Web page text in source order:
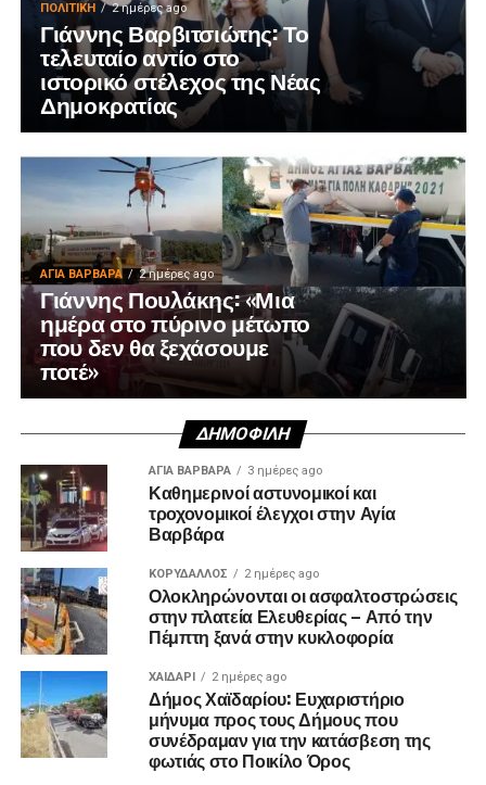
ΠΟΛΙΤΙΚΉ 2 ημέρες ago
Γιάννης Βαρβιτσιώτης: Το
τελευταίο αντίο στο
ιστορικό στέλεχος της Νέας
Δημοκρατίας
ΑΓΙΑ ΒΑΡΒΑΡΑ 2 ημέρες ago
Γιάννης Πουλάκης: «Μια
ημέρα στο πύρινο μέτωπο
που δεν θα ξεχάσουμε
ποτέ»
ΔΗΜΟΦΙΛΉ
ΑΓΙΑ ΒΑΡΒΑΡΑ 3 ημέρες ago
Καθημερινοί αστυνομικοί και
τροχονομικοί έλεγχοι στην Αγία
Βαρβάρα
ΚΟΡΥΔΑΛΛΟΣ 2 ημέρες ago
Ολοκληρώνονται οι ασφαλτοστρώσεις
στην πλατεία Ελευθερίας – Από την
Πέμπτη ξανά στην κυκλοφορία
ΧΑΪΔΑΡΙ 2 ημέρες ago
Δήμος Χαϊδαρίου: Ευχαριστήριο
μήνυμα προς τους Δήμους που
συνέδραμαν για την κατάσβεση της
φωτιάς στο Ποικίλο Όρος